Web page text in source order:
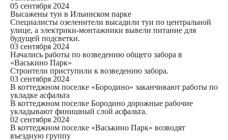
05 сентября 2024
Высажены туи в Ильинском парке
Специалисты озеленители высадили туи по центральной
улице, а электрики-монтажники вывели питание для
будущей подсветки.
03 сентября 2024
Начались работы по возведению общего забора в
«Васькино Парк»
Строители приступили к возведению забора.
03 сентября 2024
В коттеджном поселке «Бородино» заканчивают работы по
укладке асфальта
В коттеджном поселке Бородино дорожные рабочие
укладывают финишный слой асфальта.
02 сентября 2024
В коттеджном поселке «Васькино Парк» возводят
въездную группу